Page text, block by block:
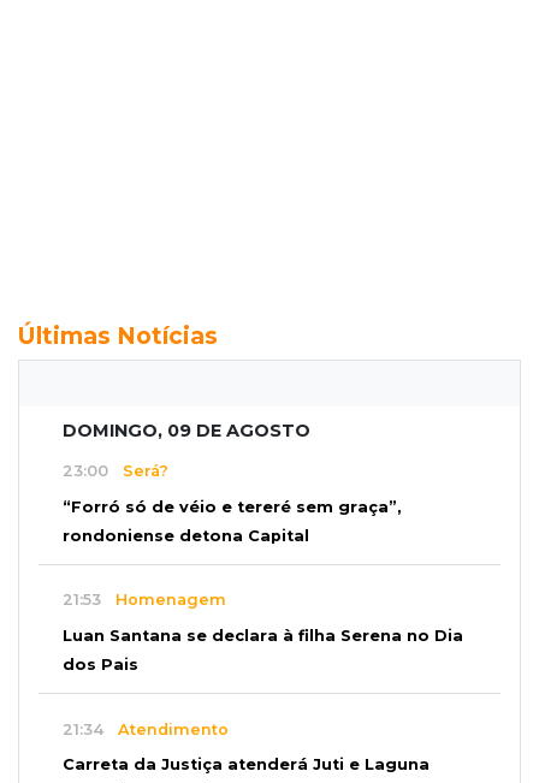
Últimas Notícias
DOMINGO, 09 DE AGOSTO
23:00 Será?
“Forró só de véio e tereré sem graça”,
rondoniense detona Capital
21:53 Homenagem
Luan Santana se declara à filha Serena no Dia
dos Pais
21:34 Atendimento
Carreta da Justiça atenderá Juti e Laguna